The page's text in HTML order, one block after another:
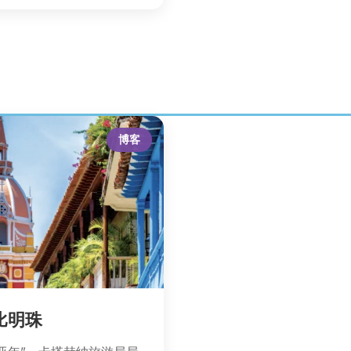
博客
明珠